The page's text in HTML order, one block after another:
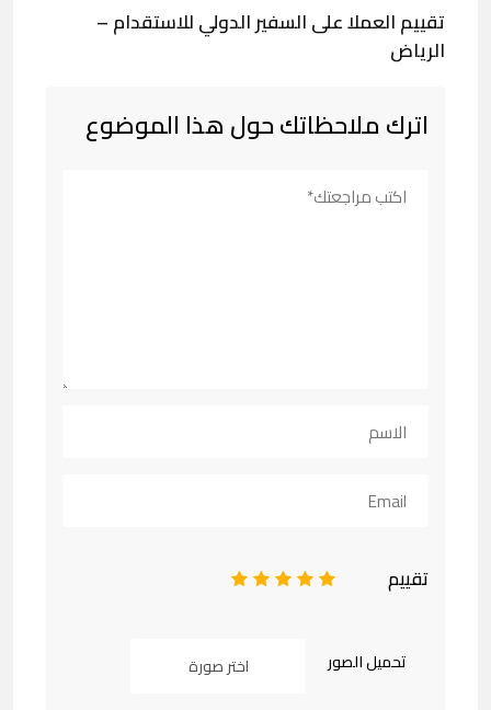
تقييم العملا على السفير الدولي للاستقدام –
الرياض
اترك ملاحظاتك حول هذا الموضوع
تقييم 5
4
3
2
تحميل الصور اختر صورة